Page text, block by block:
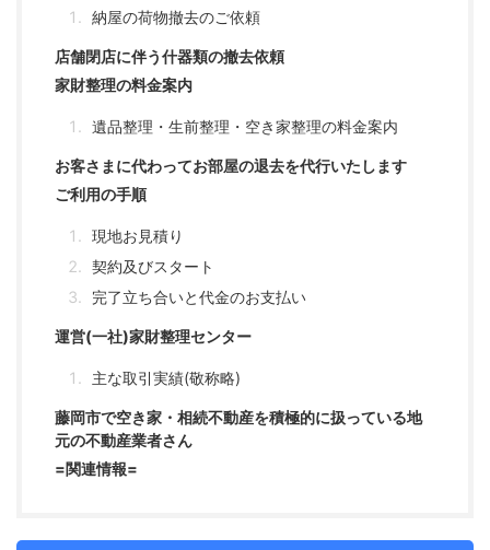
納屋の荷物撤去のご依頼
店舗閉店に伴う什器類の撤去依頼
家財整理の料金案内
遺品整理・生前整理・空き家整理の料金案内
お客さまに代わってお部屋の退去を代行いたします
ご利用の手順
現地お見積り
契約及びスタート
完了立ち合いと代金のお支払い
運営(一社)家財整理センター
主な取引実績(敬称略)
藤岡市で空き家・相続不動産を積極的に扱っている地
元の不動産業者さん
=関連情報=